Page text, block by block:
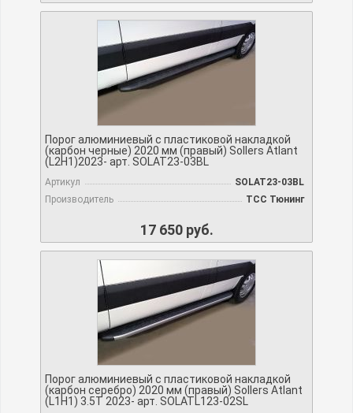
Порог алюминиевый с пластиковой накладкой
(карбон черные) 2020 мм (правый) Sollers Atlant
(L2H1)2023- арт. SOLAT23-03BL
Артикул
SOLAT23-03BL
Производитель
TCC Тюнинг
17 650 руб.
Порог алюминиевый с пластиковой накладкой
(карбон серебро) 2020 мм (правый) Sollers Atlant
(L1H1) 3.5T 2023- арт. SOLATL123-02SL